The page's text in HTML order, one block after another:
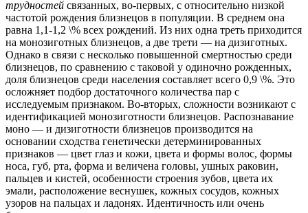
трудностей связанных, во-первых, с относительно низкой
частотой рождения близнецов в популяции. В среднем она
равна 1,1-1,2 \% всех рождений. Из них одна треть приходится
на монозиготных близнецов, а две трети — на дизиготных.
Однако в связи с несколько повышенной смертностью среди
близнецов, по сравнению с таковой у одиночно рожденных,
доля близнецов среди населения составляет всего 0,9 \%. Это
осложняет подбор достаточного количества пар с
исследуемым признаком. Во-вторых, сложности возникают с
идентификацией монозиготности близнецов. Распознавание
моно — и дизиготности близнецов производится на
основании сходства генетически детерминированных
признаков — цвет глаз и кожи, цвета и формы волос, формы
носа, губ, рта, форма и величена головы, ушных раковин,
пальцев и кистей, особенности строения зубов, цвета их
эмали, расположение веснушек, кожных сосудов, кожных
узоров на пальцах и ладонях. Идентичность или очень